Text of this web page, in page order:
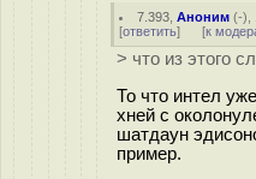
7.393 ,Аноним (-),
[ответить] [к
> что из этого
То что интел
хней с
шатдаун
пример.